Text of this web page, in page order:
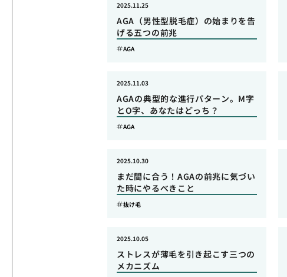
AGA（男性型脱毛症）の始まりを告
げる五つの前兆
2025.11.25
AGA
AGAの典型的な進行パターン。M字
とO字、あなたはどっち？
2025.11.03
AGA
まだ間に合う！AGAの前兆に気づい
た時にやるべきこと
2025.10.30
抜け毛
ストレスが薄毛を引き起こす三つの
メカニズム
2025.10.05